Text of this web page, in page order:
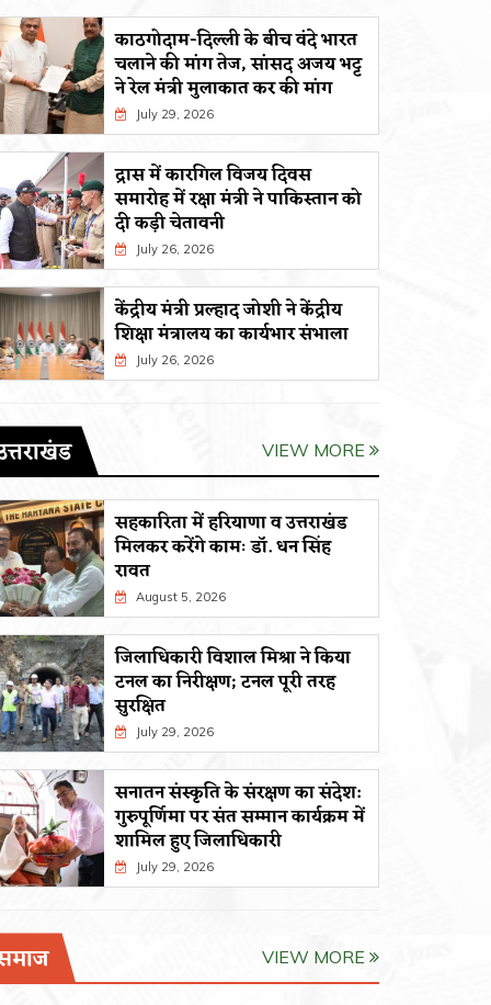
काठगोदाम-दिल्ली के बीच वंदे भारत
चलाने की मांग तेज, सांसद अजय भट्ट
ने रेल मंत्री मुलाकात कर की मांग
July 29, 2026
द्रास में कारगिल विजय दिवस
समारोह में रक्षा मंत्री ने पाकिस्तान को
दी कड़ी चेतावनी
July 26, 2026
केंद्रीय मंत्री प्रल्हाद जोशी ने केंद्रीय
शिक्षा मंत्रालय का कार्यभार संभाला
July 26, 2026
VIEW MORE
सहकारिता में हरियाणा व उत्तराखंड
मिलकर करेंगे कामः डाॅ. धन सिंह
रावत
August 5, 2026
जिलाधिकारी विशाल मिश्रा ने किया
टनल का निरीक्षण; टनल पूरी तरह
सुरक्षित
July 29, 2026
सनातन संस्कृति के संरक्षण का संदेश:
गुरुपूर्णिमा पर संत सम्मान कार्यक्रम में
शामिल हुए जिलाधिकारी
July 29, 2026
VIEW MORE